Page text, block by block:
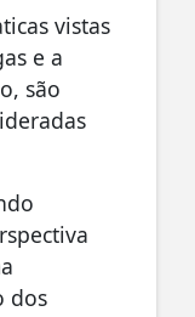
vistas
e a
são
dos